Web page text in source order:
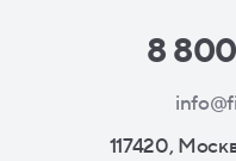
8
117420,